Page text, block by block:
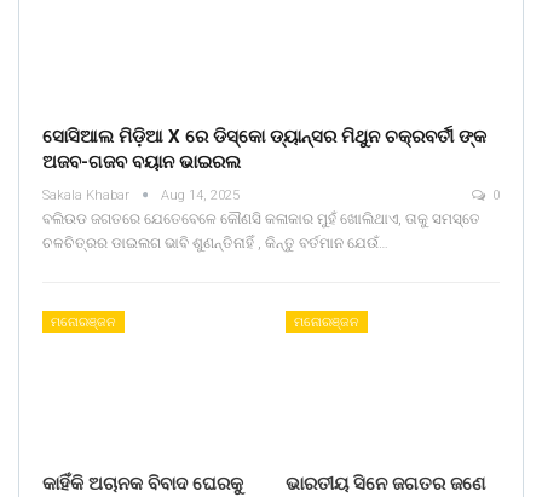
ସୋସିଆଲ ମିଡ଼ିଆ X ରେ ଡିସ୍କୋ ଡ୍ୟାନ୍ସର ମିଥୁନ ଚକ୍ରବର୍ତୀ ଙ୍କ
ଅଜବ-ଗଜବ ବୟାନ ଭାଇରଲ
Sakala Khabar Aug 14, 2025 0
ବଲିଉଡ ଜଗତରେ ଯେତେବେଳେ କୌଣସି କଳାକାର ମୁହଁ ଖୋଲିଥାଏ, ତାକୁ ସମସ୍ତେ
ଚଳଚିତ୍ରର ଡାଇଲଗ ଭାବି ଶୁଣନ୍ତିନାହିଁ , କିନ୍ତୁ ବର୍ତମାନ ଯେଉଁ…
ମନୋରଞ୍ଜନ
କାହିଁକି ଅଚାନକ ବିବାଦ ଘେରକୁ
ମନୋରଞ୍ଜନ
ଭାରତୀୟ ସିନେ ଜଗତର ଜଣେ